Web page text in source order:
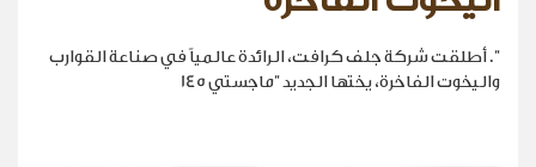
". أطلقت شركة جلف كرافت، الرائدة عالمياً في صناعة القوارب
واليخوت الفاخرة، يختها الجديد "ماجستي 145